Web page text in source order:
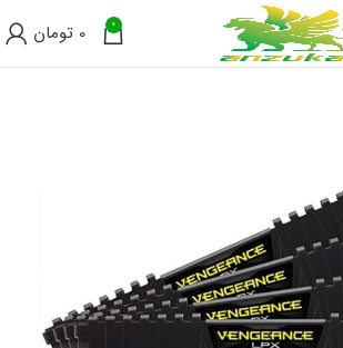
0
0 تومان